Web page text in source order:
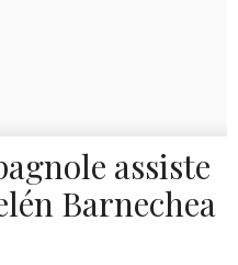
assiste
Barnechea